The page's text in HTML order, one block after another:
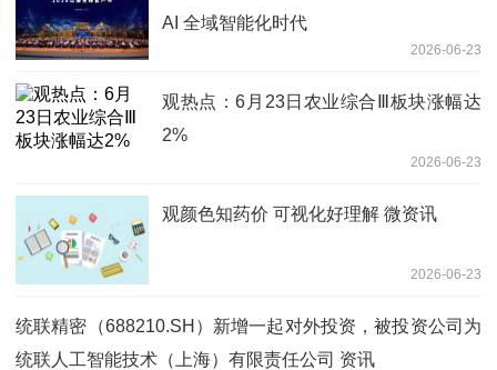
AI 全域智能化时代
2026-06-23
观热点：6月23日农业综合Ⅲ板块涨幅达
2%
2026-06-23
观颜色知药价 可视化好理解 微资讯
2026-06-23
统联精密（688210.SH）新增一起对外投资，被投资公司为
统联人工智能技术（上海）有限责任公司 资讯